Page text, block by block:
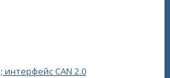
CAN 2.0